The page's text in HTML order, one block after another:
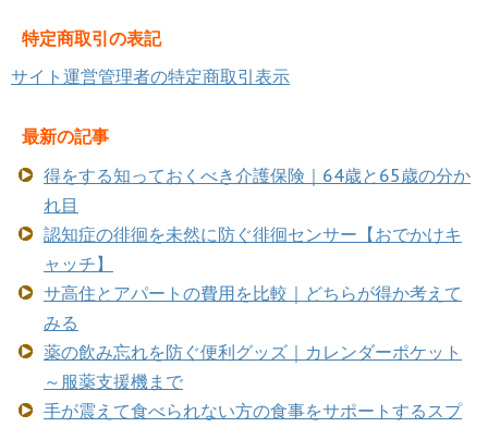
特定商取引の表記
サイト運営管理者の特定商取引表示
最新の記事
得をする知っておくべき介護保険｜64歳と65歳の分か
れ目
認知症の徘徊を未然に防ぐ徘徊センサー【おでかけキ
ャッチ】
サ高住とアパートの費用を比較｜どちらが得か考えて
みる
薬の飲み忘れを防ぐ便利グッズ｜カレンダーポケット
～服薬支援機まで
手が震えて食べられない方の食事をサポートするスプ